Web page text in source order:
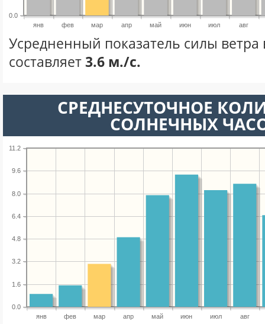
янв фев мар апр май июн июл авг
0.0
Усредненный показатель силы ветра
составляет3.6 м./с.
СРЕДНЕСУТОЧНОЕ
СОЛНЕЧНЫХ
янв фев мар апр май июн июл авг
0.0
1.6
3.2
4.8
6.4
8.0
9.6
11.2